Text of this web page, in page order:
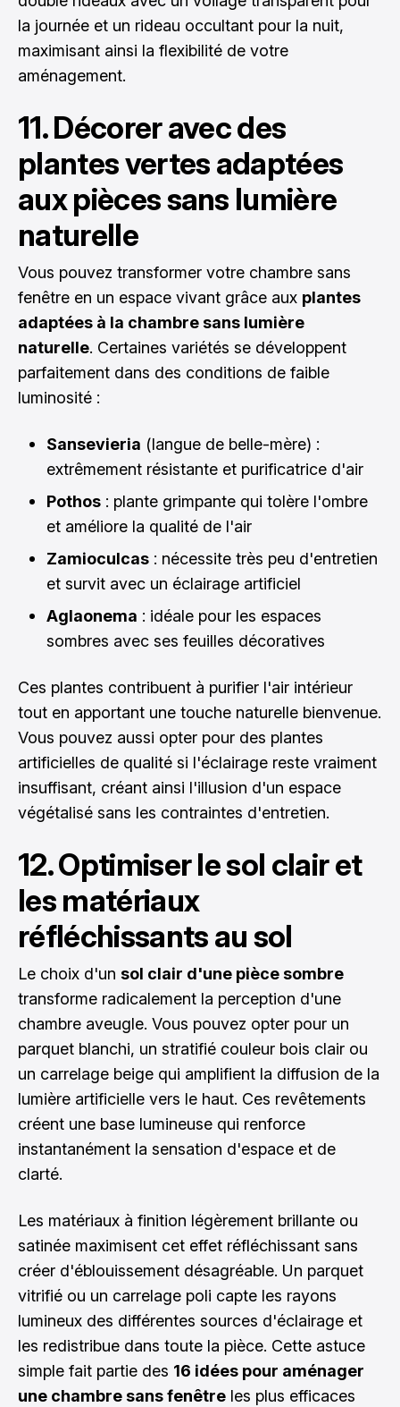
la journée et un rideau occultant pour la nuit,
maximisant ainsi la flexibilité de votre
aménagement.
11. Décorer avec des
plantes vertes adaptées
aux pièces sans lumière
naturelle
Vous pouvez transformer votre chambre sans
fenêtre en un espace vivant grâce aux plantes
adaptées à la chambre sans lumière
naturelle. Certaines variétés se développent
parfaitement dans des conditions de faible
luminosité :
Sansevieria (langue de belle-mère) :
extrêmement résistante et purificatrice d'air
Pothos : plante grimpante qui tolère l'ombre
et améliore la qualité de l'air
Zamioculcas : nécessite très peu d'entretien
et survit avec un éclairage artificiel
Aglaonema : idéale pour les espaces
sombres avec ses feuilles décoratives
Ces plantes contribuent à purifier l'air intérieur
tout en apportant une touche naturelle bienvenue.
Vous pouvez aussi opter pour des plantes
artificielles de qualité si l'éclairage reste vraiment
insuffisant, créant ainsi l'illusion d'un espace
végétalisé sans les contraintes d'entretien.
12. Optimiser le sol clair et
les matériaux
réfléchissants au sol
Le choix d'un sol clair d'une pièce sombre
transforme radicalement la perception d'une
chambre aveugle. Vous pouvez opter pour un
parquet blanchi, un stratifié couleur bois clair ou
un carrelage beige qui amplifient la diffusion de la
lumière artificielle vers le haut. Ces revêtements
créent une base lumineuse qui renforce
instantanément la sensation d'espace et de
clarté.
Les matériaux à finition légèrement brillante ou
satinée maximisent cet effet réfléchissant sans
créer d'éblouissement désagréable. Un parquet
vitrifié ou un carrelage poli capte les rayons
lumineux des différentes sources d'éclairage et
les redistribue dans toute la pièce. Cette astuce
simple fait partie des 16 idées pour aménager
une chambre sans fenêtre les plus efficaces